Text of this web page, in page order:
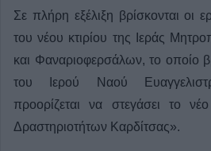
Σε πλήρη εξέλιξη βρίσκονται οι
του νέου κτιρίου της Ιεράς
και Φαναριοφερσάλων, το οποίο
του Ιερού Ναού
προορίζεται να στεγάσει το
Δραστηριοτήτων Καρδίτσας».